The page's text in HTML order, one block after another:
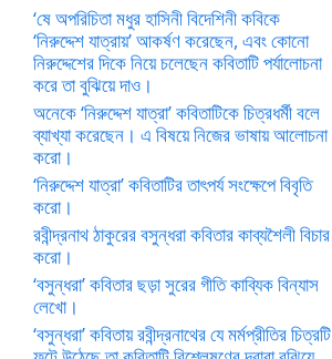
‘ষে অপরিচিতা মধুর হাসিনী বিদেশিনী কবিকে
‘নিরুদ্দেশ যাত্রায়’ আকর্ষণ করেছেন, এবং কোনো
নিরুদ্দেশের দিকে নিয়ে চলেছেন কবিতাটি পর্যালোচনা
করে তা বুঝিয়ে দাও।
অনেকে ‘নিরুদ্দেশ যাত্রা’ কবিতাটিকে চিত্রধর্মী বলে
ব্যাখ্যা করেছেন। এ বিষয়ে নিজের ভাষায় আলোচনা
করো।
‘নিরুদ্দেশ যাত্রা’ কবিতাটির তাৎপর্য সংক্ষেপে বিবৃতি
করো।
রবীন্দ্রনাথ ঠাকুরের বসুন্ধরা কবিতার কাব্যশৈলী বিচার
করো।
‘বসুন্ধরা’ কবিতার ছড়া সুরের গীতি কাব্যিক বিন্যাস
লেখো।
‘বসুন্ধরা’ কবিতায় রবীন্দ্রনাথের যে মর্মপ্রীতির চিত্রটি